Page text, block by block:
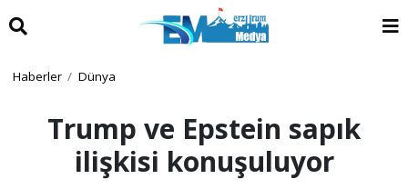
Haberler Dünya
Trump ve Epstein sapık
ilişkisi konuşuluyor